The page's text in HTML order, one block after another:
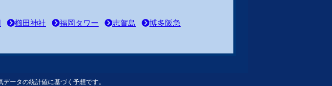
櫛田神社 福岡タワー 志賀島
博多阪急
ータの統計値に基づく予想です。